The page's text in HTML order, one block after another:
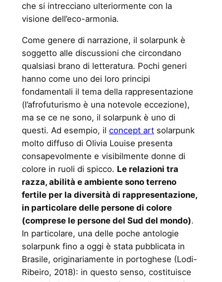
che si intrecciano ulteriormente con la
visione dell’eco-armonia.
Come genere di narrazione, il solarpunk è
soggetto alle discussioni che circondano
qualsiasi brano di letteratura. Pochi generi
hanno come uno dei loro principi
fondamentali il tema della rappresentazione
(l’afrofuturismo è una notevole eccezione),
ma se ce ne sono, il solarpunk è uno di
questi. Ad esempio, il concept artsolarpunk
molto diffuso di Olivia Louise presenta
consapevolmente e visibilmente donne di
colore in ruoli di spicco. Le relazioni tra
razza, abilità e ambiente sono terreno
fertile per la diversità di rappresentazione,
in particolare delle persone di colore
(comprese le persone del Sud del mondo).
In particolare, una delle poche antologie
solarpunk fino a oggi è stata pubblicata in
Brasile, originariamente in portoghese (Lodi-
Ribeiro, 2018): in questo senso, costituisce